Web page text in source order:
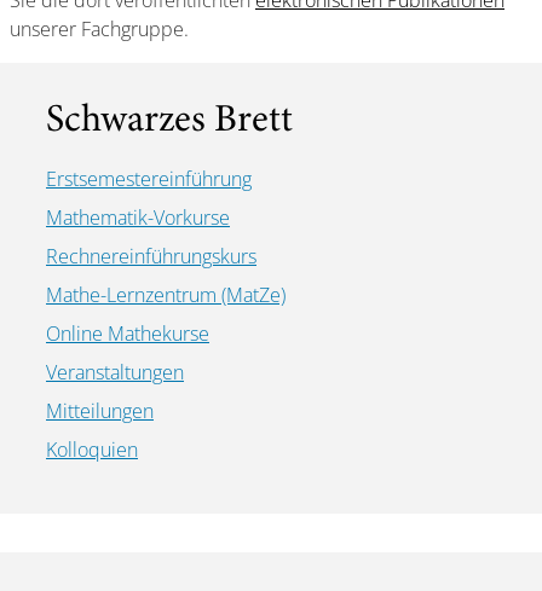
unserer Fachgruppe.
Schwarzes Brett
Erstsemestereinführung
Mathematik-Vorkurse
Rechnereinführungskurs
Mathe-Lernzentrum (MatZe)
Online Mathekurse
Veranstaltungen
Mitteilungen
Kolloquien